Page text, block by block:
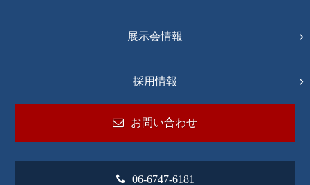
展示会情報
採用情報
お問い合わせ
06-6747-6181